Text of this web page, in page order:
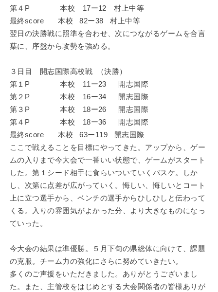
第４P 本校 17ー12 村上中等
最終score 本校 82ー38 村上中等
翌日の決勝戦に照準を合わせ、次につながるゲームを合言
葉に、序盤から攻勢を強める。
３日目 開志国際高校戦 （決勝）
第１P 本校 11ー23 開志国際
第２P 本校 16ー34 開志国際
第３P 本校 18ー26 開志国際
第４P 本校 18ー36 開志国際
最終score 本校 63ー119 開志国際
ここで戦えることを目標にやってきた。アップから、ゲー
ムの入りまで今大会で一番いい状態で、ゲームがスタート
した。第１シード相手に食らいついていくバスケ。しか
し、次第に点差が広がっていく。悔しい、悔しいとコート
上に立つ選手から、ベンチの選手からひしひしと伝わって
くる。入りの雰囲気がよかった分、より大きなものになっ
ていった。
今大会の結果は準優勝。５月下旬の県総体に向けて、課題
の克服。チーム力の強化にさらに努めていきたい。
多くのご声援をいただきました。ありがとうございまし
た。また、主管校をはじめとする大会関係者の皆様ありが